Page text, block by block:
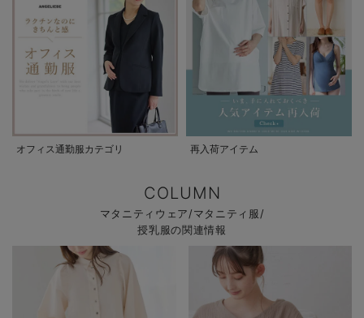
オフィス通勤服カテゴリ 再入荷アイテム
COLUMN
マタニティウェア/マタニティ服/
授乳服の関連情報